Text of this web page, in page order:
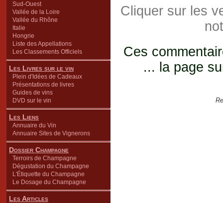
Sud-Ouest
Vallée de la Loire
Vallée du Rhône
Italie
Hongrie
Liste des Appellations
Les Classements Officiels
Les Livres sur le vin
Plein d'Idées de Cadeaux
Présentations de livres
Guides de vins
DVD sur le vin
Les Liens
Annuaire du Vin
Annuaire Sites de Vignerons
Dossier Champagne
Terroirs de Champagne
Dégustation du Champagne
L'Étiquette du Champagne
Le Dosage du Champagne
Les Articles
Cliquer sur les
Ces
... la page